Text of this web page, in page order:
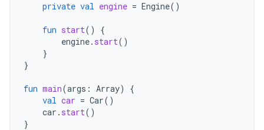
private val engine = Engine()
fun start()
{
engine. start()
}
}
fun main(args : Array)
{
val car = Car()
car . start()
}